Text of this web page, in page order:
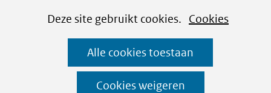
CookiesDeze site gebruikt cookies. Cookies
Alle cookies toestaan
Cookies weigeren
Ga
naar
de
inhoud